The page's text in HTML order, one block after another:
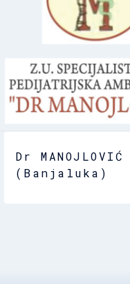
Dr MANOJLOVIĆ
(Banjaluka)